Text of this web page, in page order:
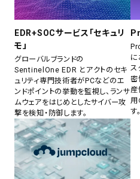
EDR+SOCサービス「セキュリ
モ」
グローバルブランドの
SentinelOne EDR とアクトのセキ
ュリティ専門技術者がPCなどのエ
ンドポイントの挙動を監視し、ランサ
ムウェアをはじめとしたサイバー攻
撃を検知・防御します。
に
ス
密
産
用
す。